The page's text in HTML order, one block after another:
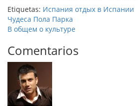
Etiquetas: Испания отдых в Испании
Чудеса Пола Парка
В общем о культуре
Comentarios